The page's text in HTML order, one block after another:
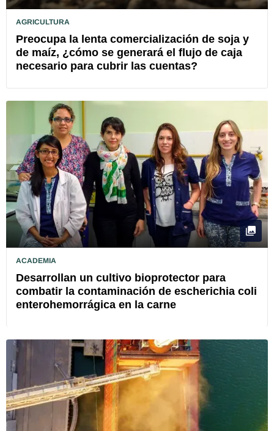
AGRICULTURA
Preocupa la lenta comercialización de soja y
de maíz, ¿cómo se generará el flujo de caja
necesario para cubrir las cuentas?
ACADEMIA
Desarrollan un cultivo bioprotector para
combatir la contaminación de escherichia coli
enterohemorrágica en la carne